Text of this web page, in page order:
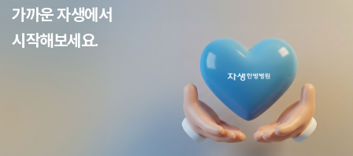
가까운 자생에서
시작해보세요.